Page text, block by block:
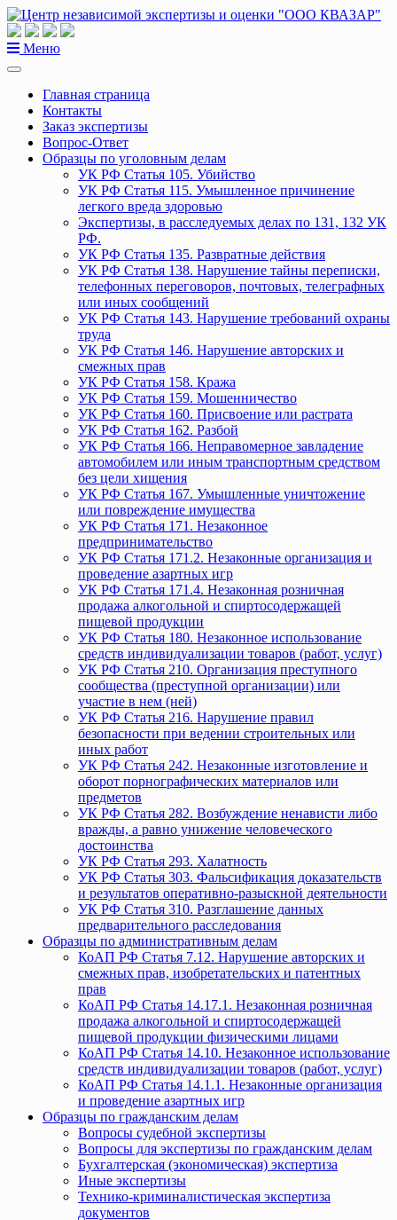
Перейти
к
содержанию
Меню
Главная страница
Контакты
Заказ экспертизы
Вопрос-Ответ
Образцы по уголовным делам
УК РФ Статья 105. Убийство
УК РФ Статья 115. Умышленное причинение
легкого вреда здоровью
Экспертизы, в расследуемых делах по 131, 132 УК
РФ.
УК РФ Статья 135. Развратные действия
УК РФ Статья 138. Нарушение тайны переписки,
телефонных переговоров, почтовых, телеграфных
или иных сообщений
УК РФ Статья 143. Нарушение требований охраны
труда
УК РФ Статья 146. Нарушение авторских и
смежных прав
УК РФ Статья 158. Кража
УК РФ Статья 159. Мошенничество
УК РФ Статья 160. Присвоение или растрата
УК РФ Статья 162. Разбой
УК РФ Статья 166. Неправомерное завладение
автомобилем или иным транспортным средством
без цели хищения
УК РФ Статья 167. Умышленные уничтожение
или повреждение имущества
УК РФ Статья 171. Незаконное
предпринимательство
УК РФ Статья 171.2. Незаконные организация и
проведение азартных игр
УК РФ Статья 171.4. Незаконная розничная
продажа алкогольной и спиртосодержащей
пищевой продукции
УК РФ Статья 180. Незаконное использование
средств индивидуализации товаров (работ, услуг)
УК РФ Статья 210. Организация преступного
сообщества (преступной организации) или
участие в нем (ней)
УК РФ Статья 216. Нарушение правил
безопасности при ведении строительных или
иных работ
УК РФ Статья 242. Незаконные изготовление и
оборот порнографических материалов или
предметов
УК РФ Статья 282. Возбуждение ненависти либо
вражды, а равно унижение человеческого
достоинства
УК РФ Статья 293. Халатность
УК РФ Статья 303. Фальсификация доказательств
и результатов оперативно-разыскной деятельности
УК РФ Статья 310. Разглашение данных
предварительного расследования
Образцы по административным делам
КоАП РФ Статья 7.12. Нарушение авторских и
смежных прав, изобретательских и патентных
прав
КоАП РФ Статья 14.17.1. Незаконная розничная
продажа алкогольной и спиртосодержащей
пищевой продукции физическими лицами
КоАП РФ Статья 14.10. Незаконное использование
средств индивидуализации товаров (работ, услуг)
КоАП РФ Статья 14.1.1. Незаконные организация
и проведение азартных игр
Образцы по гражданским делам
Вопросы судебной экспертизы
Вопросы для экспертизы по гражданским делам
Бухгалтерская (экономическая) экспертиза
Иные экспертизы
Технико-криминалистическая экспертиза
документов